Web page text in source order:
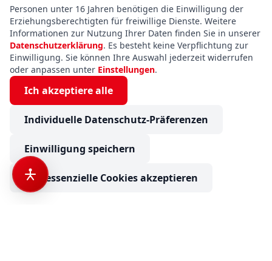
Personen unter 16 Jahren benötigen die Einwilligung der
Erziehungsberechtigten für freiwillige Dienste. Weitere
Informationen zur Nutzung Ihrer Daten finden Sie in unserer
Datenschutzerklärung. Es besteht keine Verpflichtung zur
Einwilligung. Sie können Ihre Auswahl jederzeit widerrufen
oder anpassen unter Einstellungen.
Ich akzeptiere alle
Individuelle Datenschutz-Präferenzen
Einwilligung speichern
Nur essenzielle Cookies akzeptieren